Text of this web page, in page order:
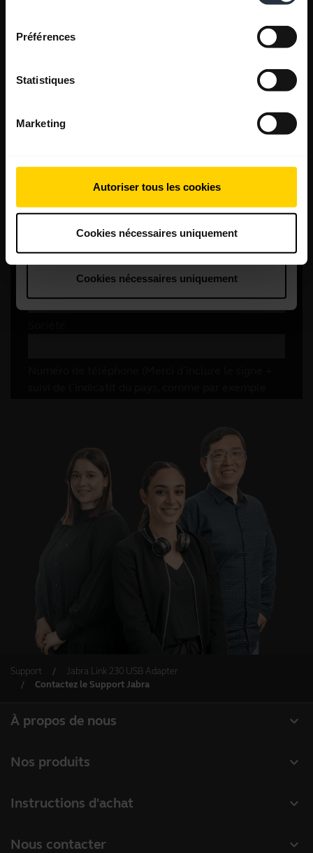
Préférences
Statistiques
Marketing
Autoriser tous les cookies
Cookies nécessaires uniquement
Support
Jabra Link 230 USB Adapter
Contactez le Support Jabra
expand_more
À propos de nous
Durabilité
expand_more
Nos produits
Caméras de visioconférence
expand_more
Instructions d'achat
expand_more
Nous contacter